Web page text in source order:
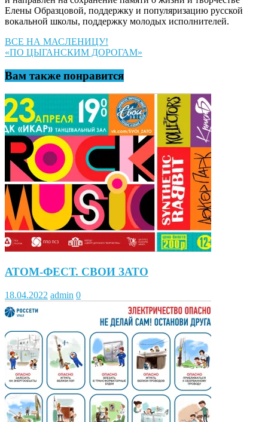
Елены Образцовой, поддержку и популяризацию русской
вокальной школы, поддержку молодых исполнителей.
Навигация
по
записям
ВСЕ НА МАСЛЕНИЦУ!
«ПО ЦЫГАНСКИМ ДОРОГАМ»
Вам также понравится
АТОМ-ФЕСТ. СВОИ ЗАТО
18.04.2022 admin 0